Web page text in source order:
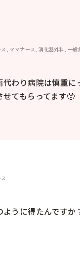
, ママナース, 消化器外科, 一般
わり病院は慎重
てもらってます🥺
うに得たんですか